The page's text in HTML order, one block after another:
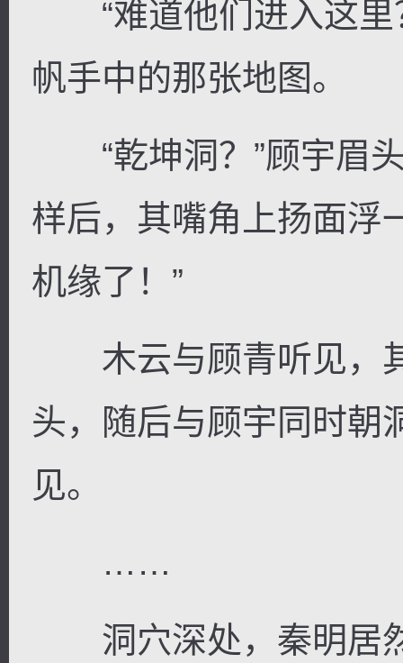
“难道他们进入这里
帆手中的那张地图。
“乾坤洞？”顾宇眉头
样后，其嘴角上扬面浮
机缘了！”
木云与顾青听见，
头，随后与顾宇同时朝
见。
……
洞穴深处，秦明居